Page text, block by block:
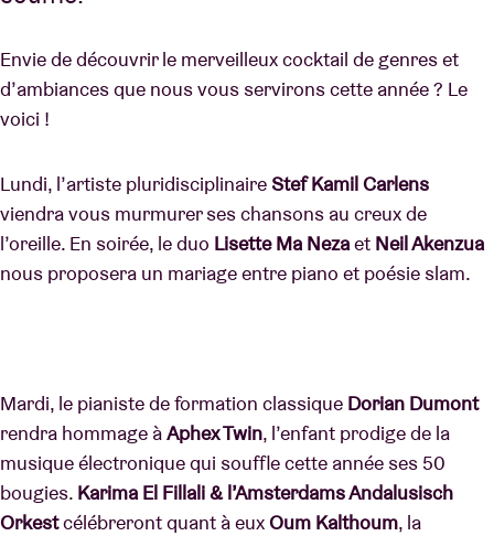
Envie de découvrir le merveilleux cocktail de genres et
d’ambiances que nous vous servirons cette année ? Le
voici !
Lundi, l’artiste pluridisciplinaire Stef Kamil Carlens
viendra vous murmurer ses chansons au creux de
l’oreille. En soirée, le duo Lisette Ma Nezaet Neil Akenzua
nous proposera un mariage entre piano et poésie slam.
Mardi, le pianiste de formation classique Dorian Dumont
rendra hommage àAphex Twin, l’enfant prodige de la
musique électronique qui souffle cette année ses 50
bougies. Karima El Fillali & l’Amsterdams Andalusisch
Orkestcélébreront quant à euxOum Kalthoum, la